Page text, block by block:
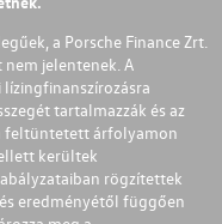
a Porsche Finance Zrt.
jelentenek. A
tartalmazzák és az
feltüntetett árfolyamon
kerültek
rögzítettek
eredményétől függően